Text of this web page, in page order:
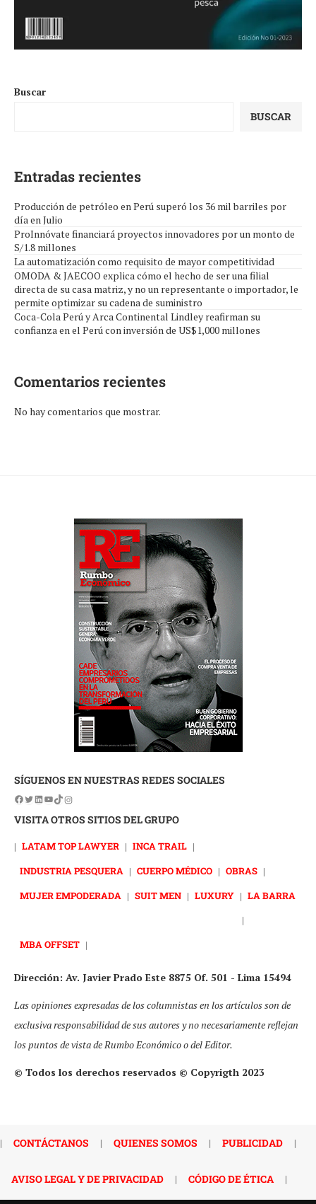
Buscar
BUSCAR
Entradas recientes
Producción de petróleo en Perú superó los 36 mil barriles por
día en Julio
ProInnóvate financiará proyectos innovadores por un monto de
S/1.8 millones
La automatización como requisito de mayor competitividad
OMODA & JAECOO explica cómo el hecho de ser una filial
directa de su casa matriz, y no un representante o importador, le
permite optimizar su cadena de suministro
Coca-Cola Perú y Arca Continental Lindley reafirman su
confianza en el Perú con inversión de US$1,000 millones
Comentarios recientes
No hay comentarios que mostrar.
SÍGUENOS EN NUESTRAS REDES SOCIALES
VISITA OTROS SITIOS DEL GRUPO
| LATAM TOP LAWYER | INCA TRAIL |
INDUSTRIA PESQUERA | CUERPO MÉDICO | OBRAS |
MUJER EMPODERADA | SUIT MEN | LUXURY | LA BARRA
|
MBA OFFSET |
Dirección: Av. Javier Prado Este 8875 Of. 501 - Lima 15494
Las opiniones expresadas de los columnistas en los artículos son de
exclusiva responsabilidad de sus autores y no necesariamente reflejan
los puntos de vista de Rumbo Económico o del Editor.
© Todos los derechos reservados © Copyrigth 2023
| CONTÁCTANOS | QUIENES SOMOS | PUBLICIDAD |
AVISO LEGAL Y DE PRIVACIDAD | CÓDIGO DE ÉTICA |